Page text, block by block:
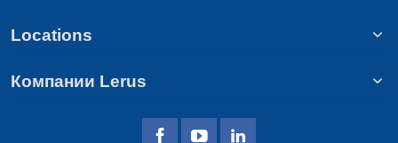
Locations
Компании Lerus